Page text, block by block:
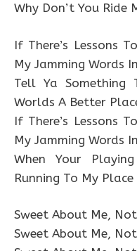
Why Don’t You Ride
If There’s Lessons
My Jamming Words
Tell Ya Something
Worlds A Better
If There’s Lessons
My Jamming Words
When Your
Running To My
Sweet About Me,
Sweet About Me,